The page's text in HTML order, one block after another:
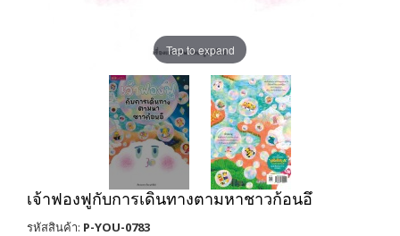
Tap to expand
เจ้าฟองฟูกับการเดินทางตามหาชาวก้อนอึ
รหัสสินค้า: P-YOU-0783